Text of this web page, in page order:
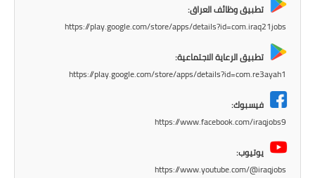
اسئلة وزارية
تطبيق وظائف العراق:
https://play.google.com/store/apps/details?id=com.iraq21jobs
تطبيق الرعاية الاجتماعية:
https://play.google.com/store/apps/details?id=com.re3ayah1
فيسبوك:
https://www.facebook.com/iraqjobs9
يوتيوب:
https://www.youtube.com/@iraqjobs